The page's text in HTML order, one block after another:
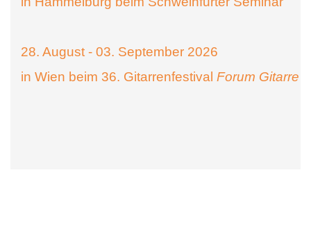
28. August - 03. September 2026
in Wien beim 36. Gitarrenfestival Forum Gitarre